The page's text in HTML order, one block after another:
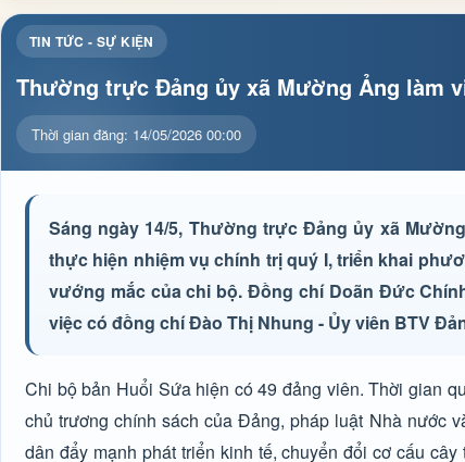
TIN TỨC - SỰ KIỆN
Thường trực Đảng ủy xã Mường Ảng làm
Thời gian đăng: 14/05/2026 00:00
Sáng ngày 14/5, Thường trực Đảng ủy xã
thực hiện nhiệm vụ chính trị quý I, triển khai
vướng mắc của chi bộ. Đồng chí Doãn Đức
việc có đồng chí Đào Thị Nhung - Ủy viên BTV
Chi bộ bản Huổi Sứa hiện có 49 đảng viên. Thời gian
chủ trương chính sách của Đảng, pháp luật Nhà nước
dân đẩy mạnh phát triển kinh tế, chuyển đổi cơ cấu